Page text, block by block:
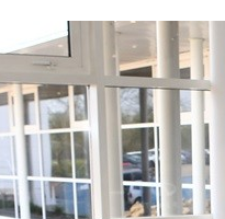
MAIL